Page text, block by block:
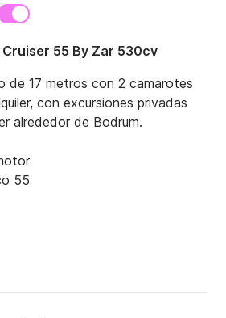
55 By Zar 530cv
de 17 metros con 2 camarotes
con excursiones privadas
alrededor de Bodrum.
55
1998